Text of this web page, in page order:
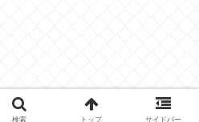
検索 トップ サイドバー